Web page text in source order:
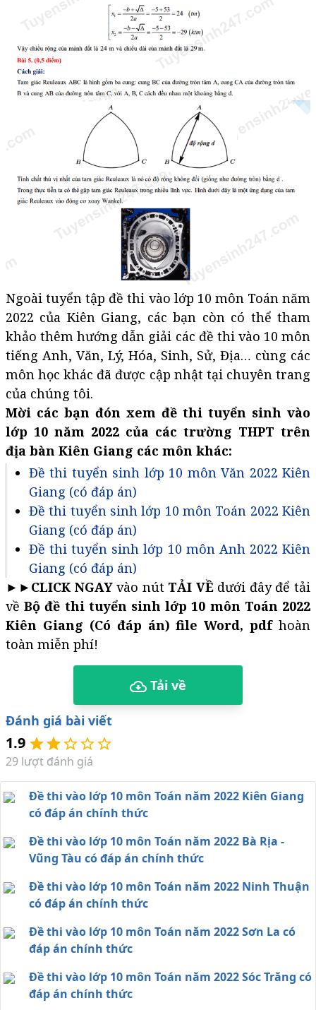
Ngoài tuyển tập đề thi vào lớp 10 môn Toán năm
2022 của Kiên Giang, các bạn còn có thể tham
khảo thêm hướng dẫn giải các đề thi vào 10 môn
tiếng Anh, Văn, Lý, Hóa, Sinh, Sử, Địa… cùng các
môn học khác đã được cập nhật tại chuyên trang
của chúng tôi.
Mời các bạn đón xem đề thi tuyển sinh vào
lớp 10 năm 2022 của các trường THPT trên
địa bàn Kiên Giang các môn khác:
Đề thi tuyển sinh lớp 10 môn Văn 2022 Kiên
Giang (có đáp án)
Đề thi tuyển sinh lớp 10 môn Toán 2022 Kiên
Giang (có đáp án)
Đề thi tuyển sinh lớp 10 môn Anh 2022 Kiên
Giang (có đáp án)
►► CLICK NGAYvào nút TẢI VỀdưới đây để tải
vềBộ đề thi tuyển sinh lớp 10 môn Toán 2022
Kiên Giang (Có đáp án) file Word, pdfhoàn
toàn miễn phí!
Tải về
Đánh giá bài viết
1.9
29 lượt đánh giá
Đề thi vào lớp 10 môn Toán năm 2022 Kiên Giang
có đáp án chính thức
Đề thi vào lớp 10 môn Toán năm 2022 Bà Rịa -
Vũng Tàu có đáp án chính thức
Đề thi vào lớp 10 môn Toán năm 2022 Ninh Thuận
có đáp án chính thức
Đề thi vào lớp 10 môn Toán năm 2022 Sơn La có
đáp án chính thức
Đề thi vào lớp 10 môn Toán năm 2022 Sóc Trăng có
đáp án chính thức